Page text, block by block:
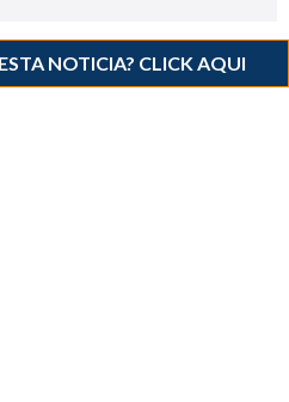
NOTICIA? CLICK AQUI